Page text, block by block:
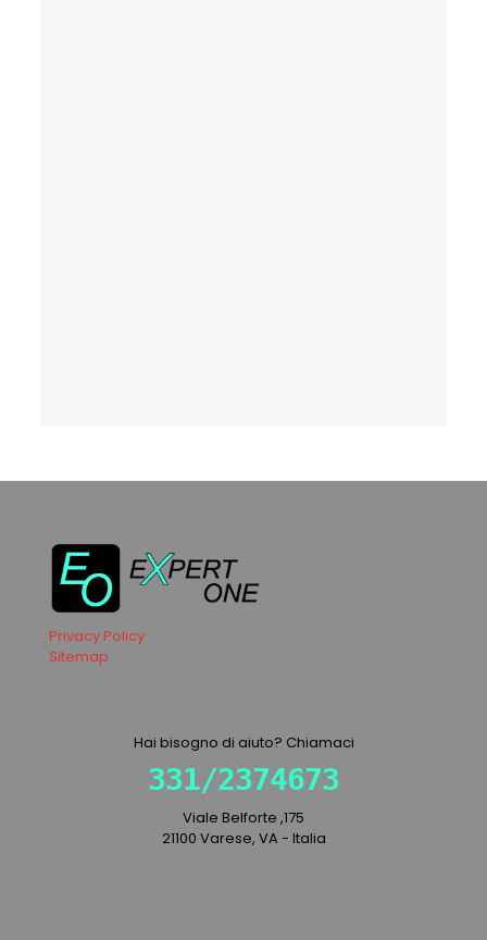
Privacy Policy
Sitemap
Hai bisogno di aiuto? Chiamaci
331/2374673
Viale Belforte ,175
21100 Varese, VA - Italia